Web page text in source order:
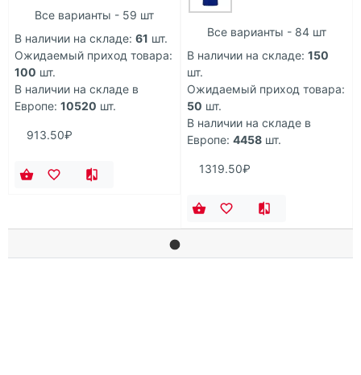
Все варианты - 59 шт
В наличии на складе: 61 шт.
Ожидаемый приход товара:
100 шт.
В наличии на складе в
Европе: 10520 шт.
913.50₽
Все варианты - 84 шт
В наличии на складе: 150
шт.
Ожидаемый приход товара:
50 шт.
В наличии на складе в
Европе: 4458 шт.
1319.50₽